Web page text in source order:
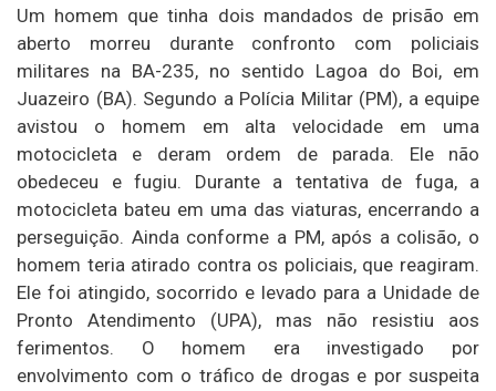
Um homem que tinha dois mandados de prisão em
aberto morreu durante confronto com policiais
militares na BA-235, no sentido Lagoa do Boi, em
Juazeiro (BA). Segundo a Polícia Militar (PM), a equipe
avistou o homem em alta velocidade em uma
motocicleta e deram ordem de parada. Ele não
obedeceu e fugiu. Durante a tentativa de fuga, a
motocicleta bateu em uma das viaturas, encerrando a
perseguição. Ainda conforme a PM, após a colisão, o
homem teria atirado contra os policiais, que reagiram.
Ele foi atingido, socorrido e levado para a Unidade de
Pronto Atendimento (UPA), mas não resistiu aos
ferimentos. O homem era investigado por
envolvimento com o tráfico de drogas e por suspeita